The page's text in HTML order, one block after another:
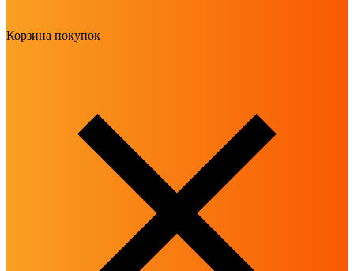
Корзина покупок